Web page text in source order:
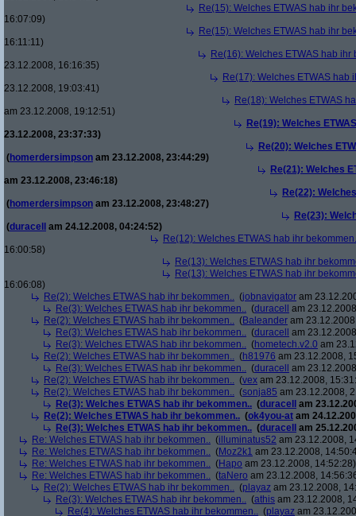
Re(15): Welches ETWAS hab ihr
16:07:09)
Re(15): Welches ETWAS hab ihr
16:11:11)
Re(16): Welches ETWAS hab ihr
23.12.2008, 16:16:35)
Re(17): Welches ETWAS hab
23.12.2008, 19:03:41)
Re(18): Welches ETWAS
am 23.12.2008, 19:12:51)
Re(19): Welches
23.12.2008, 23:37:33)
Re(20): Welches
(homerdersimpson am 23.12.2008, 23:44:29)
Re(21): Welches
am 23.12.2008, 23:46:18)
Re(22):
(homerdersimpson am 23.12.2008, 23:48:27)
Re(23):
(duracell
am 24.12.2008, 04:24:52)
Re(12): Welches ETWAS hab ihr
16:00:58)
Re(13): Welches ETWAS hab ihr
Re(13): Welches ETWAS hab ihr
16:06:08)
Re(2): Welches ETWAS hab ihr bekommen.. (jobnavigator am
Re(3): Welches ETWAS hab ihr bekommen.. (duracell
am
Re(2): Welches ETWAS hab ihr bekommen.. (Baleander am
Re(3): Welches ETWAS hab ihr bekommen.. (duracell
am
Re(3): Welches ETWAS hab ihr bekommen.. (hometech.v2.0 am
Re(2): Welches ETWAS hab ihr bekommen.. (h81976 am 23.12.2008,
Re(3): Welches ETWAS hab ihr bekommen.. (duracell
am
Re(2): Welches ETWAS hab ihr bekommen.. (vex am 23.12.2008,
Re(2): Welches ETWAS hab ihr bekommen.. (sonja85 am 23.12.2008,
Re(3): Welches ETWAS hab ihr bekommen.. (duracell
am
Re(2): Welches ETWAS hab ihr bekommen.. (ok4you-at am
Re(3): Welches ETWAS hab ihr bekommen.. (duracell
am
Re: Welches ETWAS hab ihr bekommen.. (illuminatus52 am 23.12.2008,
Re: Welches ETWAS hab ihr bekommen.. (Moz2k1 am 23.12.2008,
Re: Welches ETWAS hab ihr bekommen.. (Hapo am 23.12.2008, 14:52:28)
Re: Welches ETWAS hab ihr bekommen.. (taNero am 23.12.2008,
Re(2): Welches ETWAS hab ihr bekommen.. (playaz am 23.12.2008,
Re(3): Welches ETWAS hab ihr bekommen.. (athis am 23.12.2008,
Re(4): Welches ETWAS hab ihr bekommen.. (playaz am